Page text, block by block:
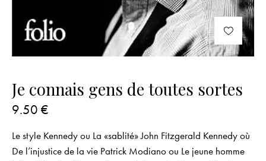
Je connais gens de toutes sortes
9.50 €
Le style Kennedy ou La «sablité» John Fitzgerald Kennedy où
De l’injustice de la vie Patrick Modiano ou Le jeune homme